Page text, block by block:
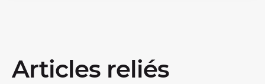
Articles reliés